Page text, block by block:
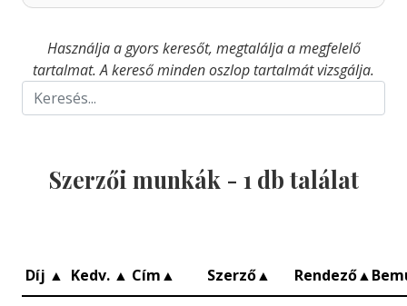
Használja a gyors keresőt, megtalálja a megfelelő
tartalmat. A kereső minden oszlop tartalmát vizsgálja.
Szerzői munkák - 1 db találat
Díj ▲ Kedv. ▲ Cím▲ Szerző▲ Rendező▲